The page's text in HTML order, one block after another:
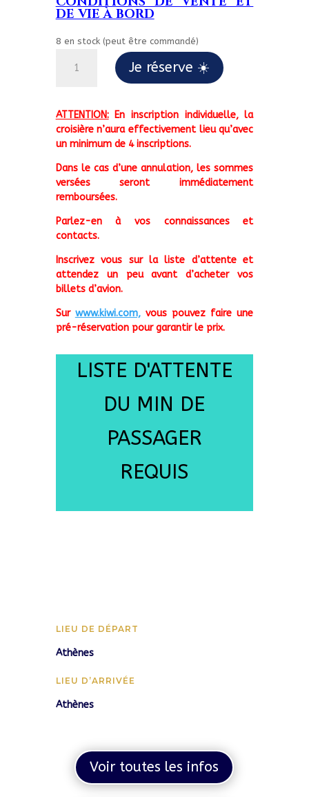
DE VIE À BORD
8 en stock (peut être commandé)
au
18/04/25
orthodoxe
Je réserve ☀️
ATTENTION:En inscription individuelle, la
croisière n’aura effectivement lieu qu’avec
un minimum de 4 inscriptions.
Dans le cas d’une annulation, les sommes
versées seront immédiatement
remboursées.
Parlez-en à vos connaissances et
contacts.
Inscrivez vous sur la liste d’attente et
attendez un peu avant d’acheter vos
billets d’avion.
Sur www.kiwi.com,vous pouvez faire une
pré-réservation pour garantir le prix.
LISTE D'ATTENTE
DU MIN DE
PASSAGER
REQUIS
LIEU DE DÉPART
Athènes
LIEU D’ARRIVÉE
Athènes
Voir toutes les infos